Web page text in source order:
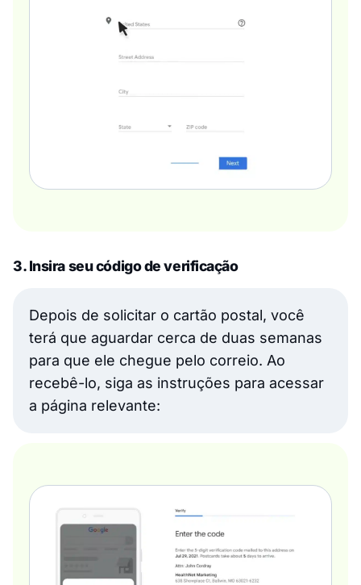
3. Insira seu código de verificação
Depois de solicitar o cartão postal, você
terá que aguardar cerca de duas semanas
para que ele chegue pelo correio. Ao
recebê-lo, siga as instruções para acessar
a página relevante: